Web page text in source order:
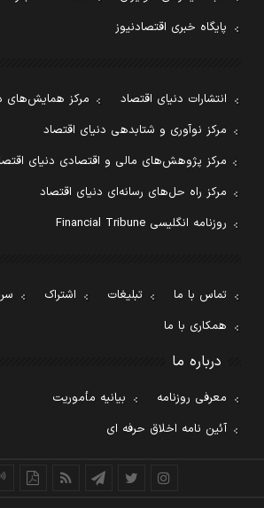
پایگاه خبری اقتصادنیوز
انتشارات دنیای اقتصاد
مرکز همایش‌های
مرکز نوآوری و شتابدهی دنیای اقتصاد
مرکز پژوهش‌های مالی و اقتصادی دنیای
مرکز راه حل‌های رسانه‌ای دنیای اقتصاد
روزنامه انگلیسی Financial Tribune
تماس با ما تبلیغات اشتراک
همکاری با ما
درباره ما
معرفی روزنامه
بیانیه مأموریت
آئین نامه اخلاق حرفه ای